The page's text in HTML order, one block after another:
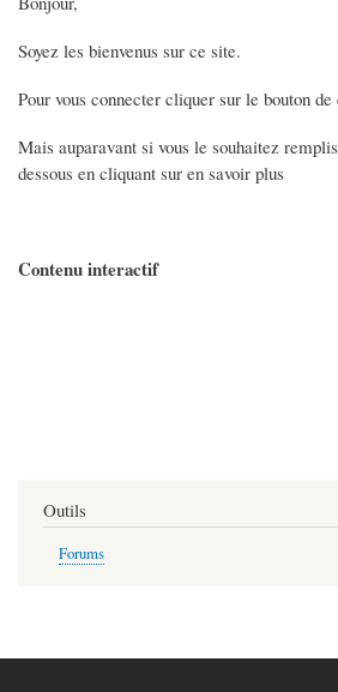
Soyez les bienvenus sur ce site.
Pour vous connecter cliquer sur le bouton de
Mais auparavant si vous le souhaitez
dessous en cliquant sur en savoir plus
Contenu interactif
Outils
Forums